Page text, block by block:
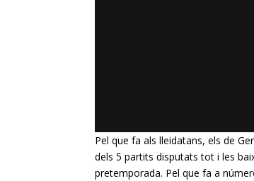
Pel que fa als lleidatans, els de
dels 5 partits disputats tot i les
pretemporada. Pel que fa a